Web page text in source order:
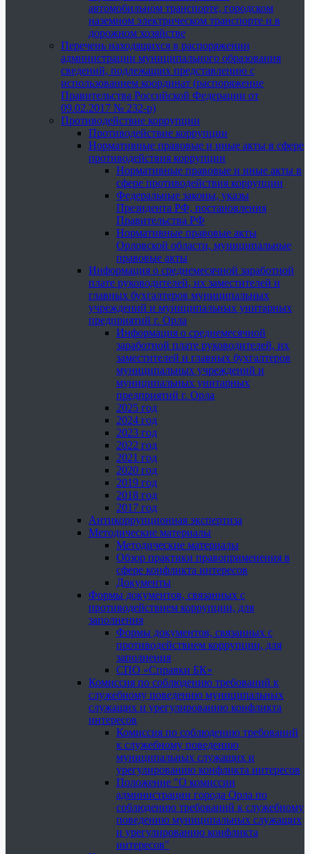
автомобильном транспорте, городском
наземном электрическом транспорте и в
дорожном хозяйстве
Перечень находящихся в распоряжении
администрации муниципального образования
сведений, подлежащих представлению с
использованием координат (распоряжение
Правительства Российской Федерации от
09.02.2017 № 232-р)
Противодействие коррупции
Противодействие коррупции
Нормативные правовые и иные акты в сфере
противодействия коррупции
Нормативные правовые и иные акты в
сфере противодействия коррупции
Федеральные законы, указы
Президента РФ, постановления
Правительства РФ
Нормативные правовые акты
Орловской области, муниципальные
правовые акты
Информация о среднемесячной заработной
плате руководителей, их заместителей и
главных бухгалтеров муниципальных
учреждений и муниципальных унитарных
предприятий г. Орла
Информация о среднемесячной
заработной плате руководителей, их
заместителей и главных бухгалтеров
муниципальных учреждений и
муниципальных унитарных
предприятий г. Орла
2025 год
2024 год
2023 год
2022 год
2021 год
2020 год
2019 год
2018 год
2017 год
Антикоррупционная экспертиза
Методические материалы
Методические материалы
Обзор практики правоприменения в
сфере конфликта интересов
Документы
Формы документов, связанных с
противодействием коррупции, для
заполнения
Формы документов, связанных с
противодействием коррупции, для
заполнения
СПО «Справки БК»
Комиссия по соблюдению требований к
служебному поведению муниципальных
служащих и урегулированию конфликта
интересов
Комиссия по соблюдению требований
к служебному поведению
муниципальных служащих и
урегулированию конфликта интересов
Положение "О комиссии
администрации города Орла по
соблюдению требований к служебному
поведению муниципальных служащих
и урегулированию конфликта
интересов"